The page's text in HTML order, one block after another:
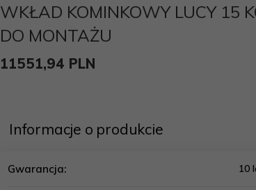
WKŁAD KOMINKOWY LUCY 15
DO MONTAŻU
11551,94 PLN
Informacje o produkcie
Gwarancja: 10